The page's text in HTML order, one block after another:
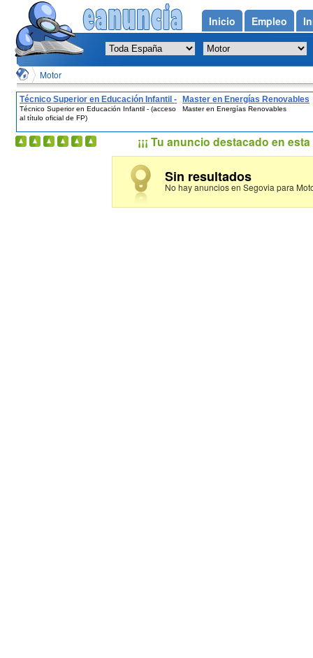
Motor
Técnico Superior en Educación Infantil -
(acceso al título oficial de FP)
Técnico Superior en Educación Infantil - (acceso
al título oficial de FP)
Master en Energías Renovables
Master en Energías Renovables
Sin resultados
No hay anuncios en Segovia para
Inicio Empleo
¡¡¡ Tu anuncio destacado en